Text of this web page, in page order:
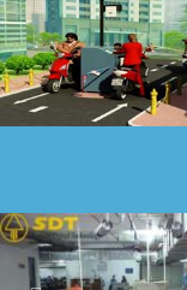
Previous